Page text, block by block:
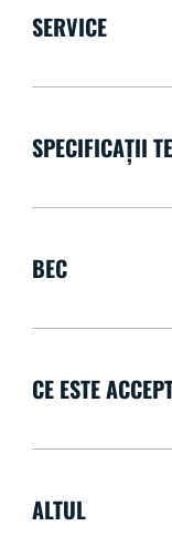
SERVICE
SPECIFICAȚII
BEC
CE ESTE
ALTUL